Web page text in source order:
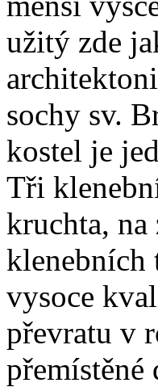
užitý zde
sochy sv.
kostel je
Tři
kruchta,
klenebních
vysoce
převratu v
přemístěné